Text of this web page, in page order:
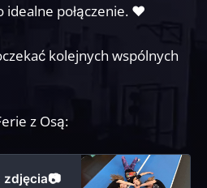
idealne połączenie. ❤️
kolejnych wspólnych
z Osą:
zdjęcia📷